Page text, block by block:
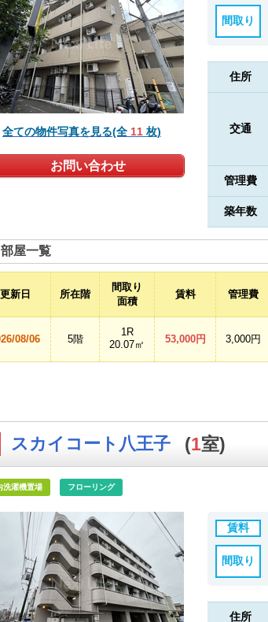
全ての物件写真を見る(全 11 枚)
お問い合わせ
間取り
住所
交通
管理費
築年数
部屋一覧
更新日 所在階
間取り
面積
賃料 管理費
08/06 5階
1R
20.07㎡
53,000円 3,000円
スカイコート八王子 (1室)
洗濯機置場 フローリング
賃料
間取り
住所